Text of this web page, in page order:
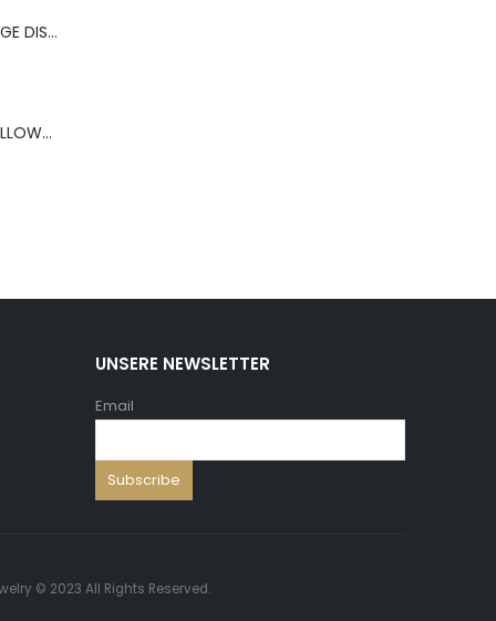
BERNS ACR.OHRRINGE DISP. 130*320MM FOR 36 PAIRS
BERNS ARMBAND PILLOW+HOLD.8*8 ,5 WH.PU
UNSERE NEWSLETTER
Email
© 2023 All Rights Reserved.